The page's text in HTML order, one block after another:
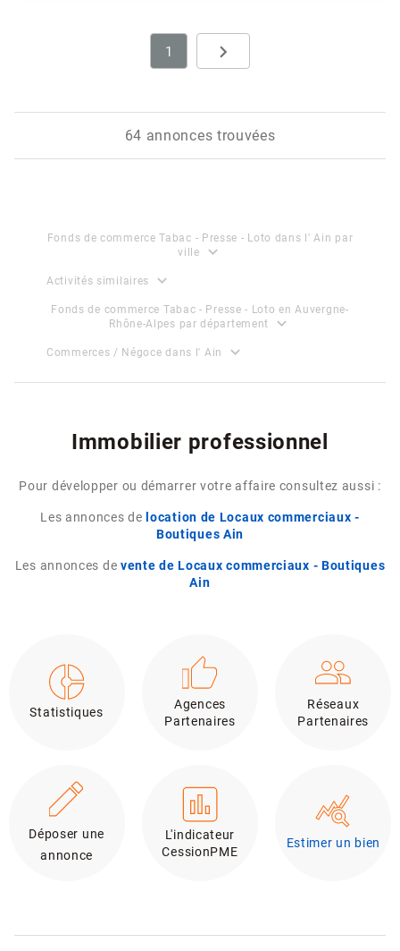
1 navigate_next
64 annonces trouvées
Fonds de commerce Tabac - Presse - Loto dans l' Ain par
ville
expand_more
Activités similaires expand_more
Fonds de commerce Tabac - Presse - Loto en Auvergne-
Rhône-Alpes par département
expand_more
Commerces / Négoce dans l' Ain expand_more
Immobilier professionnel
Pour développer ou démarrer votre affaire consultez aussi :
Les annonces de location de Locaux commerciaux -
Boutiques Ain
Les annonces de vente de Locaux commerciaux - Boutiques
Ain
Statistiques
Agences
Partenaires
Réseaux
Partenaires
Déposer une
annonce
L'indicateur
CessionPME
Estimer un bien